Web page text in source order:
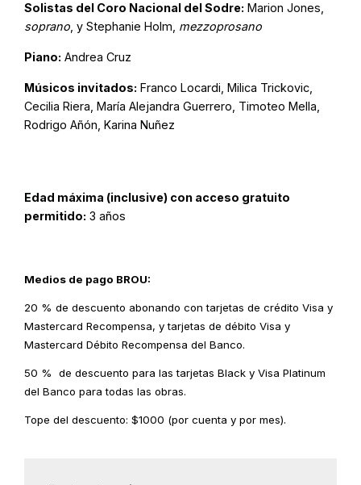
Solistas del Coro Nacional del Sodre: Marion Jones,
soprano , y Stephanie Holm, mezzoprosano
Piano: Andrea Cruz
Músicos invitados: Franco Locardi, Milica Trickovic,
Cecilia Riera, María Alejandra Guerrero, Timoteo Mella,
Rodrigo Añón, Karina Nuñez
Edad máxima (inclusive) con acceso gratuito
permitido: 3 años
Medios de pago BROU:
20 % de descuento abonando con tarjetas de crédito Visa y
Mastercard Recompensa, y tarjetas de débito Visa y
Mastercard Débito Recompensa del Banco.
50 % de descuento para las tarjetas Black y Visa Platinum
del Banco para todas las obras.
Tope del descuento: $1000 (por cuenta y por mes).